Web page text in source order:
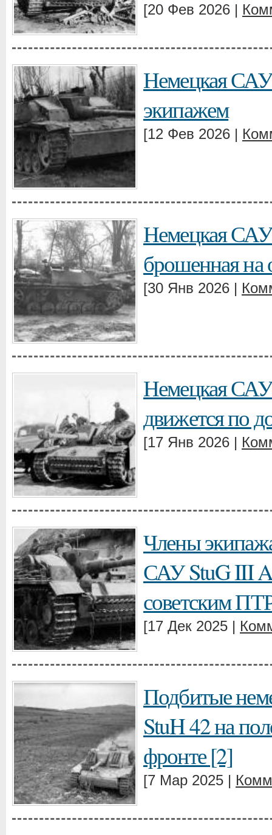
[20 Фев 2026 |
Немецкая
экипажем
[12 Фев 2026 |
Немецкая
брошенная на
[30 Янв 2026 |
Немецкая
движется по
[17 Янв 2026 |
Члены
САУ StuG III
советским
[17 Дек 2025 |
Подбитые
StuH 42 на
фронте [2]
[7 Мар 2025 |